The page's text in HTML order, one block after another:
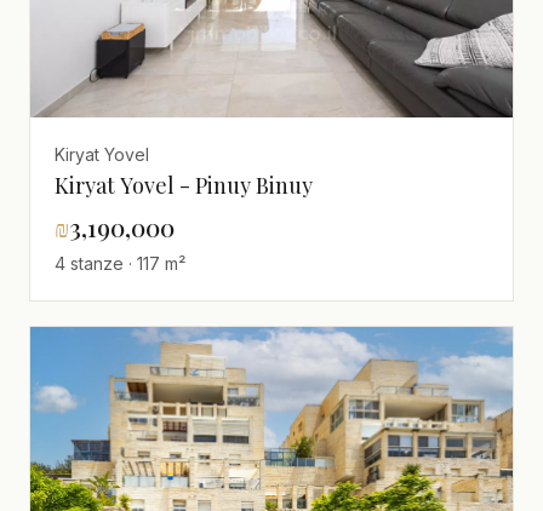
Kiryat Yovel
Kiryat Yovel - Pinuy Binuy
₪3,190,000
4 stanze · 117 m²